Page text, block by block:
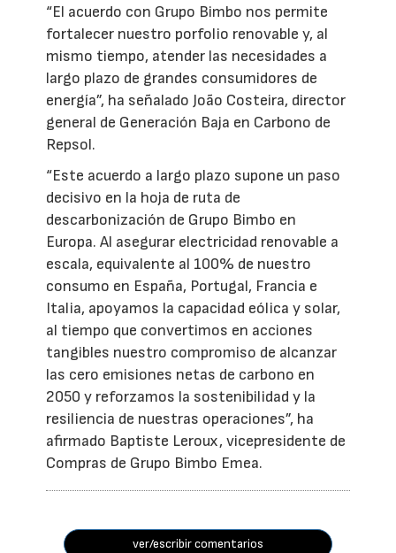
“El acuerdo con Grupo Bimbo nos permite
fortalecer nuestro porfolio renovable y, al
mismo tiempo, atender las necesidades a
largo plazo de grandes consumidores de
energía”, ha señalado João Costeira, director
general de Generación Baja en Carbono de
Repsol.
“Este acuerdo a largo plazo supone un paso
decisivo en la hoja de ruta de
descarbonización de Grupo Bimbo en
Europa. Al asegurar electricidad renovable a
escala, equivalente al 100% de nuestro
consumo en España, Portugal, Francia e
Italia, apoyamos la capacidad eólica y solar,
al tiempo que convertimos en acciones
tangibles nuestro compromiso de alcanzar
las cero emisiones netas de carbono en
2050 y reforzamos la sostenibilidad y la
resiliencia de nuestras operaciones”, ha
afirmado Baptiste Leroux, vicepresidente de
Compras de Grupo Bimbo Emea.
ver/escribir comentarios